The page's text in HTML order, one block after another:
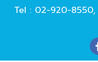
Tel : 02-920-8550,